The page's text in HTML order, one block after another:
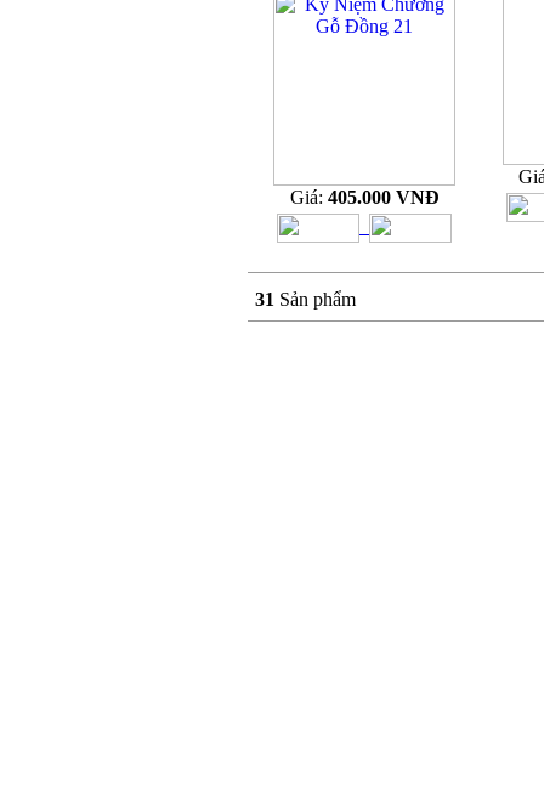
Giá: 405.000 VNĐ
31 Sản phẩm